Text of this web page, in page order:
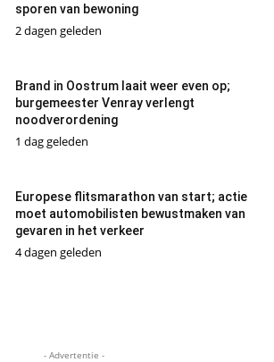
sporen van bewoning
2 dagen geleden
Brand in Oostrum laait weer even op;
burgemeester Venray verlengt
noodverordening
1 dag geleden
Europese flitsmarathon van start; actie
moet automobilisten bewustmaken van
gevaren in het verkeer
4 dagen geleden
- Advertentie -